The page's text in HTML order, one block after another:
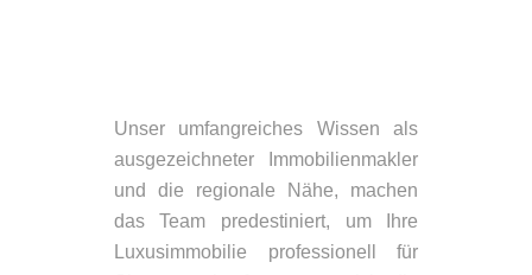
Unser umfangreiches Wissen als
ausgezeichneter Immobilienmakler
und die regionale Nähe, machen
das Team predestiniert, um Ihre
Luxusimmobilie professionell für